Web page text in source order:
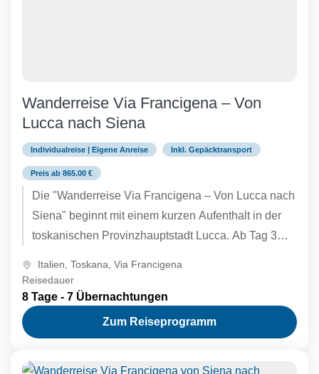
Wanderreise Via Francigena – Von
Lucca nach Siena
Individualreise | Eigene Anreise Inkl. Gepäcktransport
Preis ab 865.00 €
Die "Wanderreise Via Francigena – Von Lucca nach
Siena" beginnt mit einem kurzen Aufenthalt in der
toskanischen Provinzhauptstadt Lucca. Ab Tag 3
Italien Toskana Via Francigena
Reisedauer
8 Tage - 7 Übernachtungen
Zum Reiseprogramm